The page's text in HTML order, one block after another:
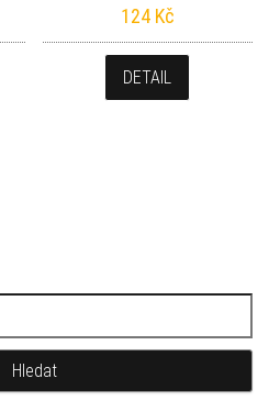
124 Kč
DETAIL